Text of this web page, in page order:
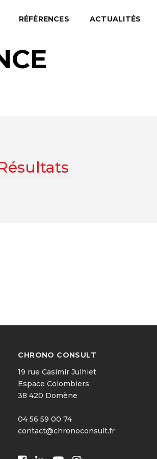
RÉFÉRENCES ACTUALITÉS
CHRONO CONSULT
19 rue Casimir Julhiet
Espace Colombiers
38 420 Domène
04 56 59 00 74
contact@chronoconsult.fr